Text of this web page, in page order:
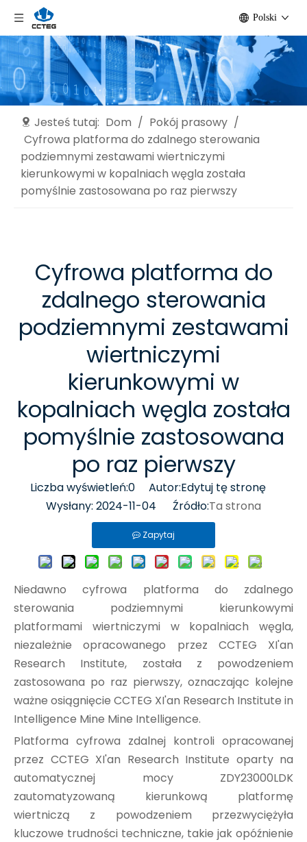
Polski
Jesteś tutaj: Dom / Pokój prasowy /
Cyfrowa platforma do zdalnego sterowania
podziemnymi zestawami wiertniczymi
kierunkowymi w kopalniach węgla została
pomyślnie zastosowana po raz pierwszy
Cyfrowa platforma do
zdalnego sterowania
podziemnymi zestawami
wiertniczymi
kierunkowymi w
kopalniach węgla została
pomyślnie zastosowana
po raz pierwszy
Liczba wyświetleń:0 Autor:Edytuj tę stronę
Wysłany: 2024-11-04 Źródło:Ta strona
Zapytaj
Niedawno cyfrowa platforma do zdalnego
sterowania podziemnymi kierunkowymi
platformami wiertniczymi w kopalniach węgla,
niezależnie opracowanego przez CCTEG XI'an
Research Institute, została z powodzeniem
zastosowana po raz pierwszy, oznaczając kolejne
ważne osiągnięcie CCTEG XI'an Research Institute in
Intelligence Mine Mine Intelligence.
Platforma cyfrowa zdalnej kontroli opracowanej
przez CCTEG XI'an Research Institute oparty na
automatycznej mocy ZDY23000LDK
zautomatyzowaną kierunkową platformę
wiertniczą z powodzeniem przezwyciężyła
kluczowe trudności techniczne, takie jak opóźnienie